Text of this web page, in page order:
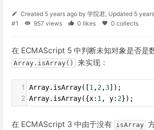
Created 5 years ago by 学院君, Updated 5
#1
957 views 0 likes 0 collects
在 ECMAScript 5 中判断未知对象是否是
Array.isArray() 来实现：
1 Array. isArray([1,2,3]);
2 Array. isArray({x: 1, y: 2});
在 ECMAScript 3 中由于没有 isArray